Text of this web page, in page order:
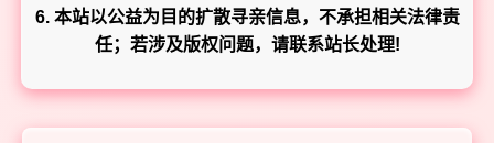
6. 本站以公益为目的扩散寻亲信息，不承担相关法律责
任；若涉及版权问题，请联系站长处理!